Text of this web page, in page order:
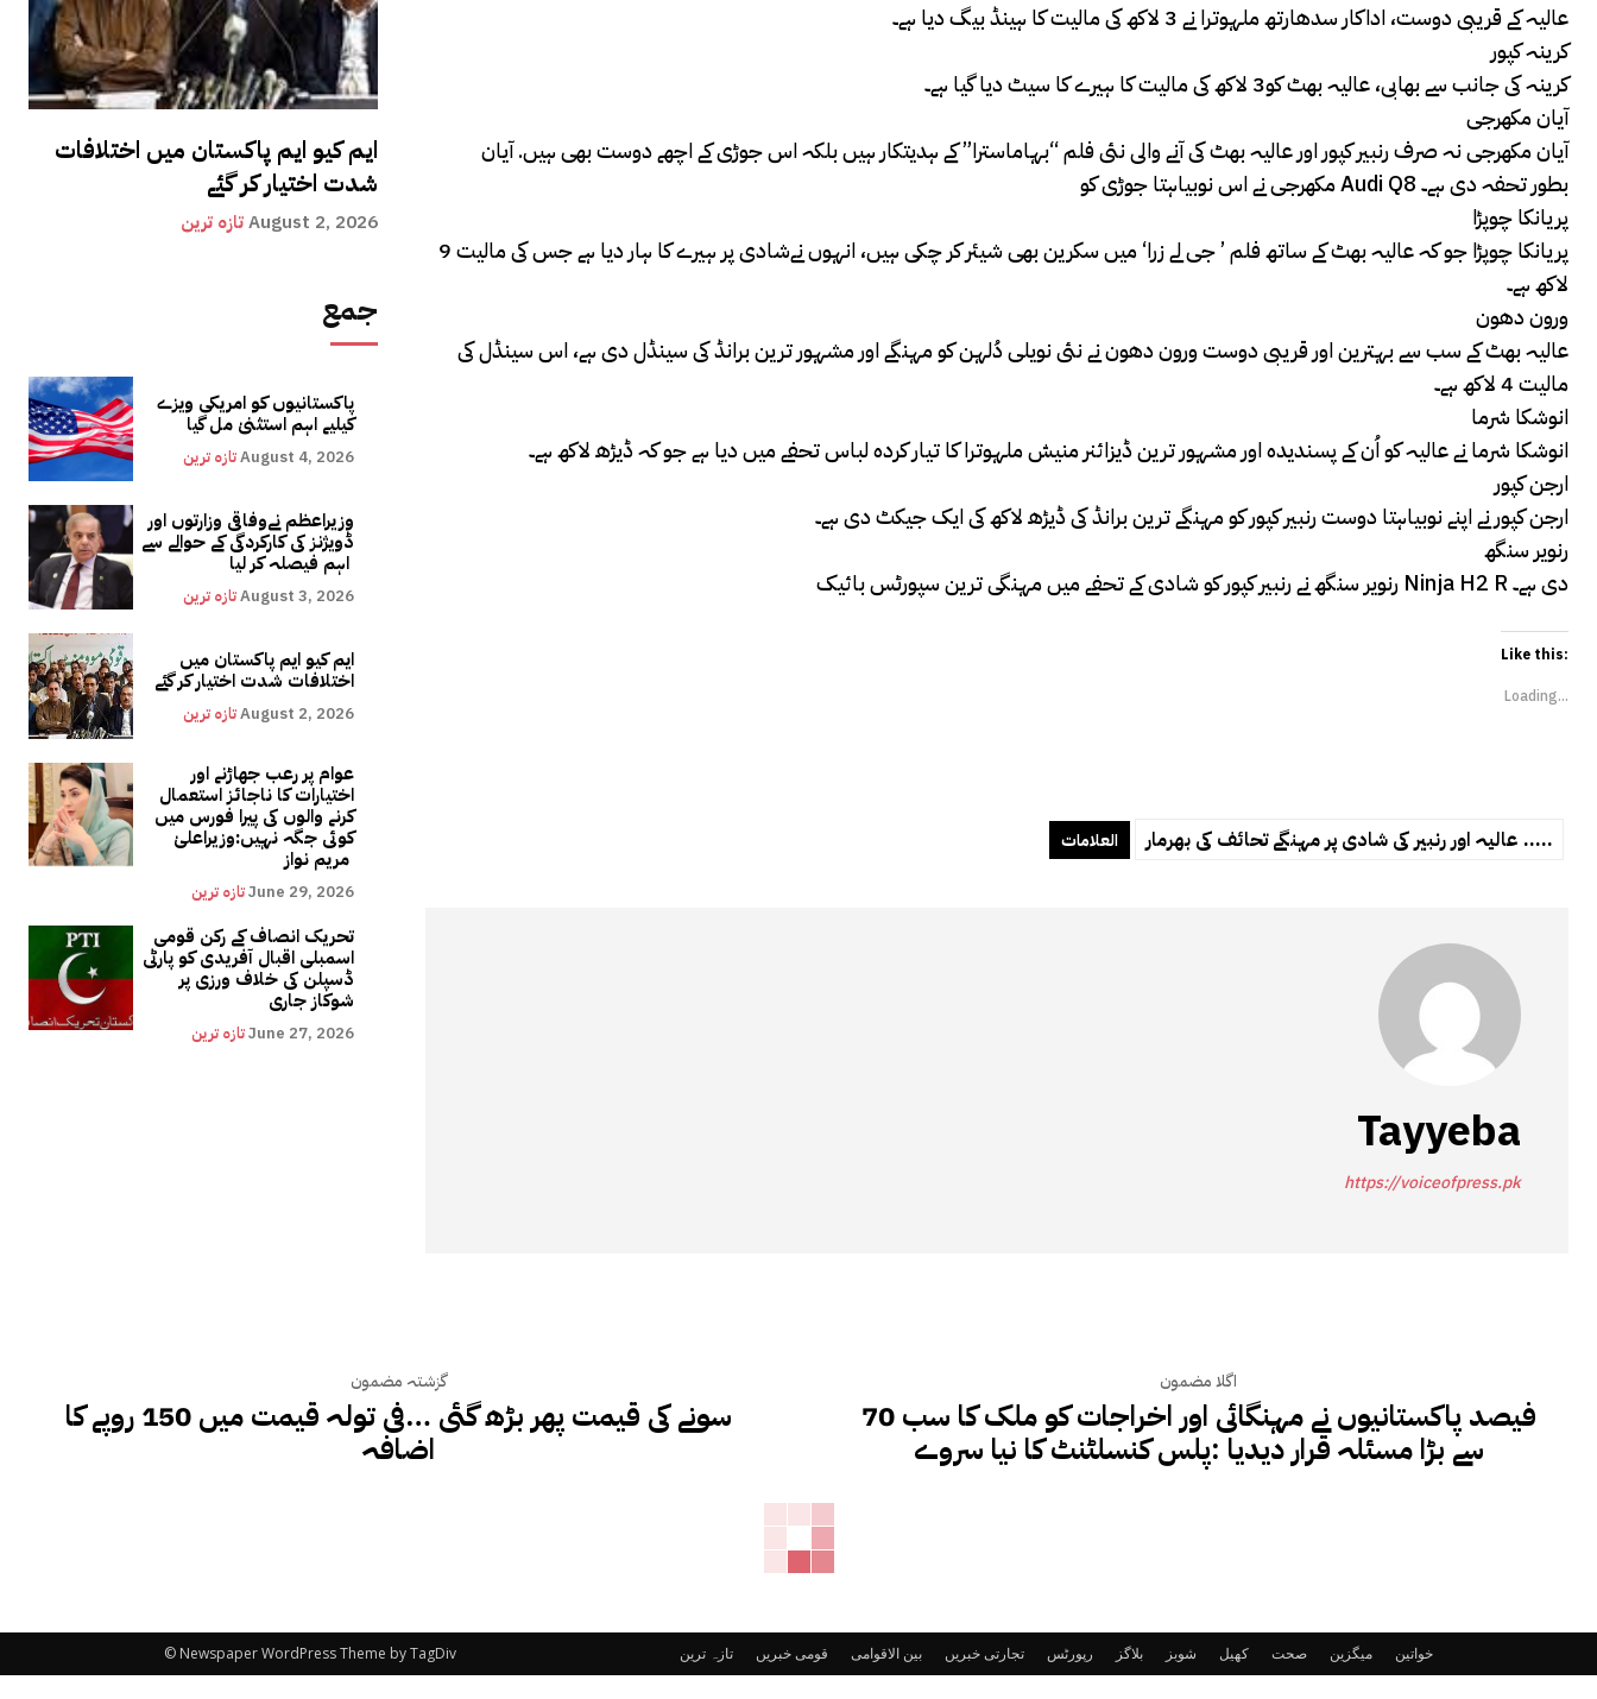
ایم کیو ایم پاکستان میں اختلافات
شدت اختیار کر گئے
تازہ ترینAugust 2, 2026
جمع
پاکستانیوں کو امریکی ویزے
کیلیے اہم استثنیٰ مل گیا
تازہ ترینAugust 4, 2026
وزیراعظم نےوفاقی وزارتوں اور
ڈویژنز کی کارکردگی کے حوالے سے
تازہ ترینAugust 3, 2026
ایم کیو ایم پاکستان میں
اختلافات شدت اختیار کر گئے
تازہ ترینAugust 2, 2026
عوام پر رعب جھاڑنے اور
اختیارات کا ناجائز استعمال
کرنے والوں کی پیرا فورس میں
کوئی جگہ نہیں:وزیراعلیٰ
تازہ ترینJune 29, 2026
تحریک انصاف کے رکن قومی
اسمبلی اقبال آفریدی کو پارٹی
ڈسپلن کی خلاف ورزی پر
شوکاز جاری
تازہ ترینJune 27, 2026
عالیہ کے قریبی دوست، اداکار سدھارتھ ملہوترا نے 3 لاکھ کی مالیت کا ہینڈ بیگ دیا ہے۔
کرینہ کپور
کرینہ کی جانب سے بھابی، عالیہ بھٹ کو3 لاکھ کی مالیت کا ہیرے کا سیٹ دیا گیا ہے۔
آیان مکھرجی
آیان مکھرجی نہ صرف رنبیر کپور اور عالیہ بھٹ کی آنے والی نئی فلم “بہاماسترا” کے ہدیتکار ہیں بلکہ اس جوڑی کے اچھے دوست بھی ہیں. آیان
مکھرجی نے اس نوبیاہتا جوڑی کو Audi Q8 بطور تحفہ دی ہے۔
پریانکا چوپڑا
پریانکا چوپڑا جو کہ عالیہ بھٹ کے ساتھ فلم ’ جی لے زرا‘ میں سکرین بھی شیئر کر چکی ہیں، انہوں نےشادی پر ہیرے کا ہار دیا ہے جس کی مالیت 9
لاکھ ہے۔
ورون دھون
عالیہ بھٹ کے سب سے بہترین اور قریبی دوست ورون دھون نے نئی نویلی دُلہن کو مہنگے اور مشہور ترین برانڈ کی سینڈل دی ہے، اس سینڈل کی
مالیت 4 لاکھ ہے۔
انوشکا شرما
انوشکا شرما نے عالیہ کو اُن کے پسندیدہ اور مشہور ترین ڈیزائنر منیش ملہوترا کا تیار کردہ لباس تحفے میں دیا ہے جو کہ ڈیڑھ لاکھ ہے۔
ارجن کپور
ارجن کپور نے اپنے نوبیاہتا دوست رنبیر کپور کو مہنگے ترین برانڈ کی ڈیڑھ لاکھ کی ایک جیکٹ دی ہے۔
رنویر سنگھ
رنویر سنگھ نے رنبیر کپور کو شادی کے تحفے میں مہنگی ترین سپورٹس بائیک Ninja H2 R دی ہے۔
Like this:
Loading...
العلامات عالیہ اور رنبیر کی شادی پر مہنگے تحائف کی بھرمار .....
Tayyeba
https://voiceofpress.pk
گزشتہ مضمون
سونے کی قیمت پھر بڑھ گئی …فی تولہ قیمت میں 150 روپے کا
اضافہ
اگلا مضمون
70 فیصد پاکستانیوں نے مہنگائی اور اخراجات کو ملک کا سب
سے بڑا مسئلہ قرار دیدیا :پلس کنسلٹنٹ کا نیا سروے
تازہ ترین قومی خبریں بین الاقوامی تجارتی خبریں رپورٹس بلاگز شوبز کھیل صحت میگزین خواتین © Newspaper WordPress Theme by TagDiv